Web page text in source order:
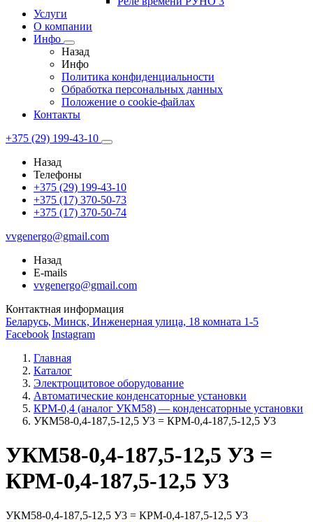
Услуги
О компании
Инфо
Назад
Инфо
Политика конфиденциальности
Обработка персональных данных
Положение о cookie-файлах
Контакты
+375 (29) 199-43-10
Назад
Телефоны
+375 (29) 199-43-10
+375 (17) 370-50-73
+375 (17) 370-50-74
vvgenergo@gmail.com
Назад
E-mails
vvgenergo@gmail.com
Контактная информация
Беларусь, Минск, Инженерная улица, 18 комната 1-5
Facebook Instagram
Главная
Каталог
Электрощитовое оборудование
Автоматические конденсаторные установки
КРМ-0,4 (аналог УКМ58) — конденсаторные установки
УКМ58-0,4-187,5-12,5 У3 = КРМ-0,4-187,5-12,5 У3
УКМ58-0,4-187,5-12,5 У3 =
КРМ-0,4-187,5-12,5 У3
УКМ58-0,4-187,5-12,5 У3 = КРМ-0,4-187,5-12,5 У3